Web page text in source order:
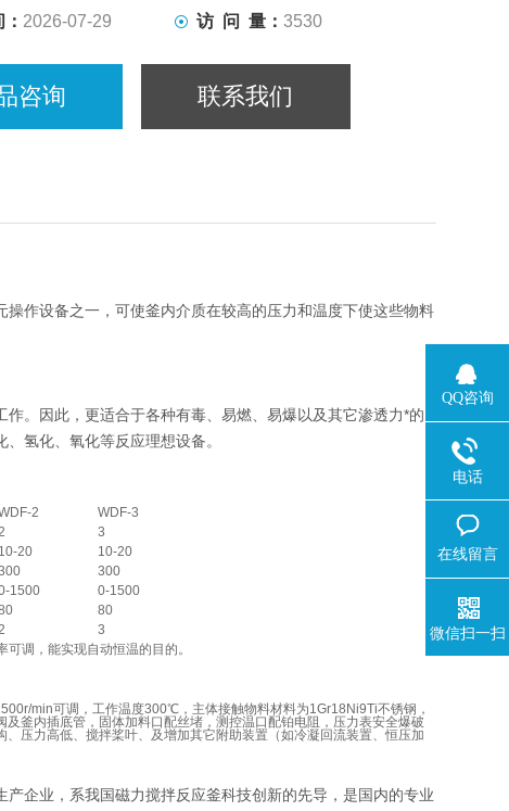
2026-07-29 访 问 量：3530
咨询 联系我们
设备之一，可使釜内介质在较高的压力和温度下使这些物料
。因此，更适合于各种有毒、易燃、易爆以及其它渗透力*的
氢化、氧化等反应理想设备。
2
WDF-3
3
10-20
10-20
300
1500
0-1500
80
3
调，能实现自动恒温的目的。
min可调，工作温度300℃，主体接触物料材料为1Gr18Ni9Ti不锈钢，
釜内插底管，固体加料口配丝堵，测控温口配铂电阻，压力表安全爆破
压力高低、搅拌桨叶、及增加其它附助装置（如冷凝回流装置、恒压加
企业，系我国磁力搅拌反应釜科技创新的先导，是国内的专业
QQ咨询
电话
在线留言
微信扫一扫